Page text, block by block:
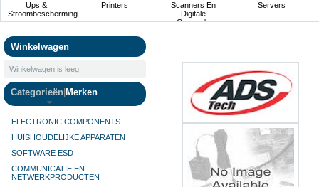
Ups &
Stroombescherming
Printers
Scanners En
Digitale
Camera's
Servers
Winkelwagen
Winkelwagen is leeg!
Categorieën Merken
ELECTRONIC COMPONENTS
HUISHOUDELIJKE APPARATEN
SOFTWARE ESD
COMMUNICATIE EN
NETWERKPRODUCTEN